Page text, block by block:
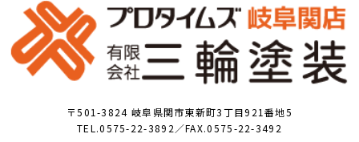
〒501-3824 岐阜県関市東新町3丁目921番地5
TEL.0575-22-3892／FAX.0575-22-3492